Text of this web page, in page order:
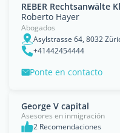
REBER Rechtsanwälte
Roberto Hayer
Abogados
Asylstrasse 64, 8032
+41442454444
Ponte en contacto
George V capital
Asesores en inmigración
2 Recomendaciones